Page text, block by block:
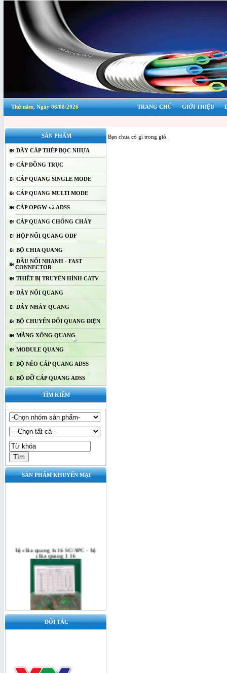
Thứ năm, Ngày 06/08/2026 TRANG CHỦ GIỚI THIỆU
SẢN PHẨM
DÂY CÁP THÉP BỌC NHỰA
CÁP ĐỒNG TRỤC
CÁP QUANG SINGLE MODE
CÁP QUANG MULTI MODE
CÁP OPGW và ADSS
CÁP QUANG CHỐNG CHÁY
HỘP NỐI QUANG ODF
BỘ CHIA QUANG
ĐẦU NỐI NHANH - FAST
CONNECTOR
THIẾT BỊ TRUYỀN HÌNH CATV
DÂY NỐI QUANG
DÂY NHẢY QUANG
BỘ CHUYỂN ĐỔI QUANG ĐIỆN
MĂNG XÔNG QUANG
MODULE QUANG
BỘ NÉO CÁP QUANG ADSS
BỘ ĐỠ CÁP QUANG ADSS
TÌM KIẾM
SẢN PHẨM KHUYẾN MẠI
chia quang 1 16
ĐÔI TÁC
Bạn chưa có gì trong giỏ.